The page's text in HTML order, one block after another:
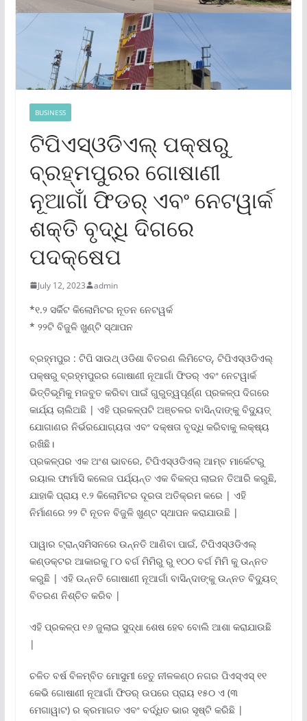
BUSINESS
ଟିପିଏସ୍ଓଡିଏଲ୍ ପକ୍ଷରୁ
ବ୍ରହ୍ମପୁରର ଗୋଷାଣୀ
ନୂଆଗାଁ ଫିଡର୍ ଏବଂ ନେଟୱାର୍କ
ଶକ୍ତି ବୃଦ୍ଧି ଦିଗରେ
ପଦକ୍ଷେପ
July 12, 2023 admin
*୧.୨ ସର୍କିଟ କିଲୋମିଟର ନୂତନ ନେଟୱର୍କ
* ୨୨ଟି ବିଜୁଳି ଖୁଣ୍ଟି ସ୍ଥାପନ
ବ୍ରହ୍ମପୁର : ଟିପି ସାଉଥ୍ ଓଡିଶା ବିତରଣ ଲିମିଟେଡ୍, ଟିପିଏସ୍ଓଡିଏଲ୍
ପକ୍ଷରୁ ବ୍ରହ୍ମପୁରର ଗୋଷାଣୀ ନୂଆଗାଁ ଫିଡର୍ ଏବଂ ନେଟୱାର୍କ
ଭିତ୍ତିଭୂମିକୁ ମଜବୁତ କରିବା ପାଇଁ ଗୁରୁତ୍ୱପୂର୍ଣ୍ଣ ପ୍ରକଳ୍ପ ଦିଗରେ
କାର୍ଯ୍ୟ ଚାଲିଅଛି | ଏହି ପ୍ରକଳ୍ପଟି ଅଞ୍ଚଳର ବାସିନ୍ଦାଙ୍କୁ ବିଦ୍ୟୁତ୍
ଯୋଗାଣର ନିର୍ଭରଯୋଗ୍ୟତା ଏବଂ ଦକ୍ଷତା ବୃଦ୍ଧି କରିବାକୁ ଲକ୍ଷ୍ୟ
ରଖିଛି।
ପ୍ରକଳ୍ପର ଏକ ଅଂଶ ଭାବରେ, ଟିପିଏସ୍ଓଡିଏଲ୍ ଆମ୍ବ ମାର୍କେଟରୁ
ରୟାଲ ଫାର୍ମାସି କଲେଜ ପର୍ଯ୍ୟନ୍ତ ଏକ ବିକଳ୍ପ ଲାଇନ ତିଆରି କରୁଛି,
ଯାହାକି ପ୍ରାୟ ୧.୨ କିଲୋମିଟର ଦୂରତା ଅତିକ୍ରମ କରେ | ଏହି
ନିର୍ମାଣରେ ୨୨ ଟି ନୂତନ ବିଜୁଳି ଖୁଣ୍ଟ ସ୍ଥାପନ କରାଯାଉଛି |
ପାୱାର ଟ୍ରାନ୍ସମିସନରେ ଉନ୍ନତି ଆଣିବା ପାଇଁ, ଟିପିଏସ୍ଓଡିଏଲ୍
କଣ୍ଡକ୍ଟର ଆକାରକୁ ୮୦ ବର୍ଗ ମିମିରୁ ରୁ ୧୦୦ ବର୍ଗ ମିମି କୁ ଉନ୍ନତ
କରୁଛି | ଏହି ଉନ୍ନତି ଗୋଷାଣୀ ନୂଆଗାଁ ବାସିନ୍ଦାଙ୍କୁ ଉନ୍ନତ ବିଦ୍ୟୁତ୍
ବିତରଣ ନିଶ୍ଚିତ କରିବ |
ଏହି ପ୍ରକଳ୍ପ ୧୬ ଜୁଲାଇ ସୁଦ୍ଧା ଶେଷ ହେବ ବୋଲି ଆଶା କରାଯାଉଛି
|
ଚଳିତ ବର୍ଷ ବିଳମ୍ବିତ ମୋସୁମୀ ହେତୁ ନୀଳକଣ୍ଠ ନଗର ପିଏସ୍ଏସ୍ ୧୧
କେଭି ଗୋଷାଣୀ ନୂଆଗାଁ ଫିଡର୍ ଉପରେ ପ୍ରାୟ ୧୫୦ ଏ (୩
ମେଗାୱାଟ) ର କ୍ରମାଗତ ଏବଂ ବର୍ଦ୍ଧିତ ଭାର ସୃଷ୍ଟି କରିଛି |